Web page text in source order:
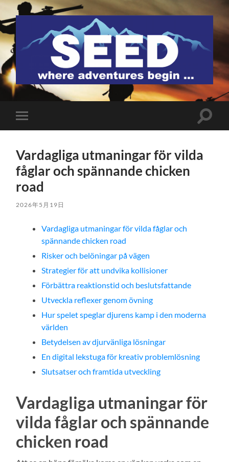
SEED
モ
バ
ル
メ
ニ
ュ
ー
を
り
検
Vardagliga utmaningar för vilda
fåglar och spännande chicken
road
2026年5月19日
Vardagliga utmaningar för vilda fåglar och
spännande chicken road
Risker och belöningar på vägen
Strategier för att undvika kollisioner
Förbättra reaktionstid och beslutsfattande
Utveckla reflexer genom övning
Hur spelet speglar djurens kamp i den moderna
världen
Betydelsen av djurvänliga lösningar
En digital lekstuga för kreativ problemlösning
Slutsatser och framtida utveckling
Vardagliga utmaningar för
vilda fåglar och spännande
chicken road